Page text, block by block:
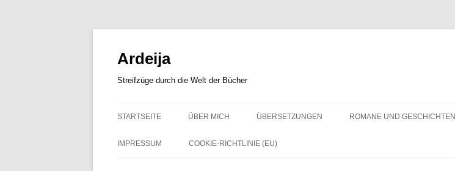
Ardeija
Streifzüge durch die Welt der Bücher
STARTSEITE ÜBER MICH ÜBERSETZUNGEN ROMANE UND GESCHICHTEN
IMPRESSUM COOKIE-RICHTLINIE (EU)